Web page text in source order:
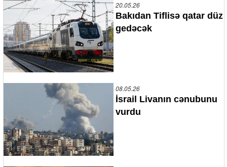
20.05.26
Bakıdan Tiflisə qatar düz
gedəcək
08.05.26
İsrail Livanın cənubunu
vurdu